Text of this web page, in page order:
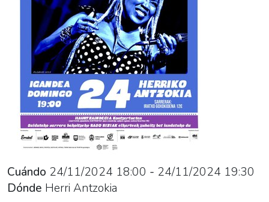
Hotsak.
Cuándo 24/11/2024 18:00 - 24/11/2024 19:30
Dónde Herri Antzokia